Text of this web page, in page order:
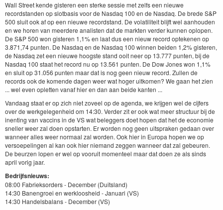
Wall Street kende gisteren een sterke sessie met zelfs een nieuwe
recordstanden op slotbasis voor de Nasdaq 100 en de Nasdaq. De brede S&P
500 sluit ook af op een nieuwe recordstand. De volatiliteit blijft wel aanhouden
en we horen van meerdere analisten dat de markten verder kunnen oplopen.
De S&P 500 won gisteren 1,1% en laat dus een nieuw record optekenen op
3.871,74 punten. De Nasdaq en de Nasdaq 100 winnen beiden 1,2% gisteren,
de Nasdaq zet een nieuwe hoogste stand ooit neer op 13.777 punten, bij de
Nasdaq 100 staat het record nu op 13.561 punten. De Dow Jones won 1,1%
en sluit op 31.056 punten maar dat is nog geen nieuw record. Zullen de
records ook de komende dagen weer wat hoger uitkomen? We gaan het zien
... wel even opletten vanaf hier en dan aan beide kanten ...
Vandaag staat er op zich niet zoveel op de agenda, we krijgen wel de cijfers
over de werkgelegenheid om 14:30. Verder zit er ook wat meer structuur bij de
inenting van vaccins in de VS wat beleggers doet hopen dat het de economie
sneller weer zal doen opstarten. Er worden nog geen uitspraken gedaan over
wanneer alles weer normaal zal worden. Ook hier in Europa hopen we op
versoepelingen al kan ook hier niemand zeggen wanneer dat zal gebeuren.
De beurzen lopen er wel op vooruit momenteel maar dat doen ze als sinds
april vorig jaar.
Bedrijfsnieuws:
08:00 Fabrieksorders - December (Duitsland)
14:30 Banengroei en werkloosheid - Januari (VS)
14:30 Handelsbalans - December (VS)